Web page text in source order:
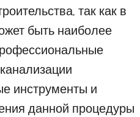
так как в
быть наиболее
инструменты и
данной процедуры